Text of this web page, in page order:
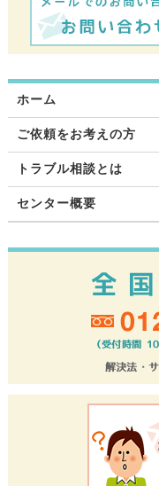
ホーム
ご依頼をお考えの方
トラブル相談とは
センター概要